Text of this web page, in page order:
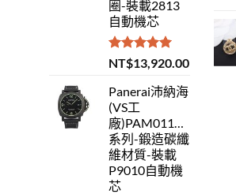
圈-裝載2813
自動機芯
評分5.00
滿分 5
NT$13,920.00
Panerai沛納海
(VS工
廠)PAM01118Luminor
系列-鍛造碳纖
維材質-裝載
P9010自動機
芯